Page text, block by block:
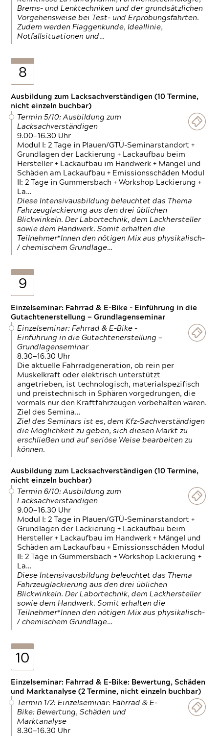
Brems- und Lenktechniken und der grundsätzlichen
Vorgehensweise bei Test- und Erprobungsfahrten.
Zudem werden Flaggenkunde, Ideallinie,
Notfallsituationen und…
8
Ausbildung zum Lacksachverständigen (10 Termine,
nicht einzeln buchbar)
Termin 5/10: Ausbildung zum
Lacksachverständigen
9.00—16.30 Uhr
Modul I: 2 Tage in Plauen/GTÜ-Seminarstandort +
Grundlagen der Lackierung + Lackaufbau beim
Hersteller + Lackaufbau im Handwerk + Mängel und
Schäden am Lackaufbau + Emissionsschäden Modul
II: 2 Tage in Gummersbach + Workshop Lackierung +
La…
Diese Intensivausbildung beleuchtet das Thema
Fahrzeuglackierung aus den drei üblichen
Blickwinkeln. Der Labortechnik, dem Lackhersteller
sowie dem Handwerk. Somit erhalten die
Teilnehmer*Innen den nötigen Mix aus physikalisch-
/ chemischem Grundlage…
9
Einzelseminar: Fahrrad & E-Bike - Einführung in die
Gutachtenerstellung — Grundlagenseminar
Einzelseminar: Fahrrad & E-Bike -
Einführung in die Gutachtenerstellung —
Grundlagenseminar
8.30—16.30 Uhr
Die aktuelle Fahrradgeneration, ob rein per
Muskelkraft oder elektrisch unterstützt
angetrieben, ist technologisch, materialspezifisch
und preistechnisch in Sphären vorgedrungen, die
vormals nur den Kraftfahrzeugen vorbehalten waren.
Ziel des Semina…
Ziel des Seminars ist es, dem Kfz-Sachverständigen
die Möglichkeit zu geben, sich diesen Markt zu
erschließen und auf seriöse Weise bearbeiten zu
können.
Ausbildung zum Lacksachverständigen (10 Termine,
nicht einzeln buchbar)
Termin 6/10: Ausbildung zum
Lacksachverständigen
9.00—16.30 Uhr
Modul I: 2 Tage in Plauen/GTÜ-Seminarstandort +
Grundlagen der Lackierung + Lackaufbau beim
Hersteller + Lackaufbau im Handwerk + Mängel und
Schäden am Lackaufbau + Emissionsschäden Modul
II: 2 Tage in Gummersbach + Workshop Lackierung +
La…
Diese Intensivausbildung beleuchtet das Thema
Fahrzeuglackierung aus den drei üblichen
Blickwinkeln. Der Labortechnik, dem Lackhersteller
sowie dem Handwerk. Somit erhalten die
Teilnehmer*Innen den nötigen Mix aus physikalisch-
/ chemischem Grundlage…
10
Einzelseminar: Fahrrad & E-Bike: Bewertung, Schäden
und Marktanalyse (2 Termine, nicht einzeln buchbar)
Termin 1/2: Einzelseminar: Fahrrad & E-
Bike: Bewertung, Schäden und
Marktanalyse
8.30—16.30 Uhr